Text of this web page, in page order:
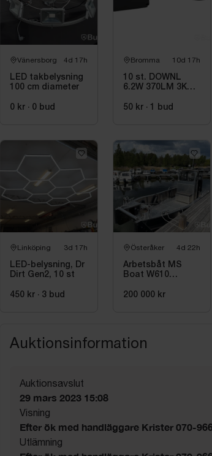
Vänersborg 4d 17h
LED takbelysning
100 cm diameter
0 kr · 0 bud
Bromma 10d 17h
10 st. DOWNL
6.2W 370LM 3K
LP
50 kr · 1 bud
Linköping 3d 17h
LED-belysning, Dr
Dirt Gen2, 10 st
450 kr · 3 bud
Österåker 4d 22h
Arbetsbåt MS
Boat W610
DeepBlue 50R 50
200 000 kr
Auktionsinformation
Auktionsavslut
29 mars 2023 15:08
Visning
Efter ök med handläggare Krister 070-
Utlämning